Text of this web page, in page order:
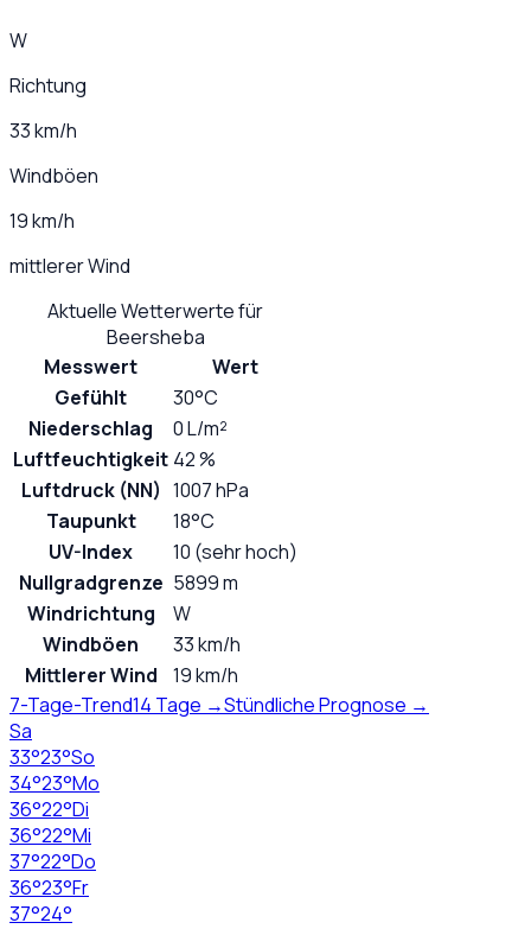
W
Richtung
33 km/h
Windböen
19 km/h
mittlerer Wind
Aktuelle Wetterwerte für
Beersheba
Messwert
Wert
Gefühlt
30°C
Niederschlag
0 L/m²
Luftfeuchtigkeit 42 %
Luftdruck (NN) 1007 hPa
Taupunkt
18°C
UV-Index
10 (sehr hoch)
Nullgradgrenze 5899 m
Windrichtung
W
Windböen
33 km/h
Mittlerer Wind
19 km/h
7-Tage-Trend14 Tage →Stündliche Prognose →
Sa
33°23°So
34°23°Mo
36°22°Di
36°22°Mi
37°22°Do
36°23°Fr
37°24°